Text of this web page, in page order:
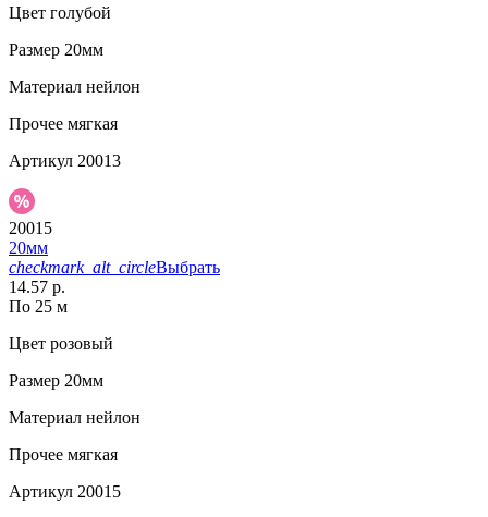
Цвет голубой
Размер 20мм
Материал нейлон
Прочее мягкая
Артикул 20013
20015
20мм
checkmark_alt_circleВыбрать
14.57 р.
По 25 м
Цвет розовый
Размер 20мм
Материал нейлон
Прочее мягкая
Артикул 20015